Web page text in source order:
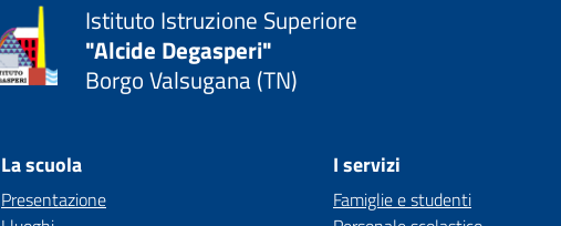
Istituto Istruzione Superiore
"Alcide Degasperi"
Borgo Valsugana (TN)
La scuola
Presentazione
I servizi
Famiglie e studenti